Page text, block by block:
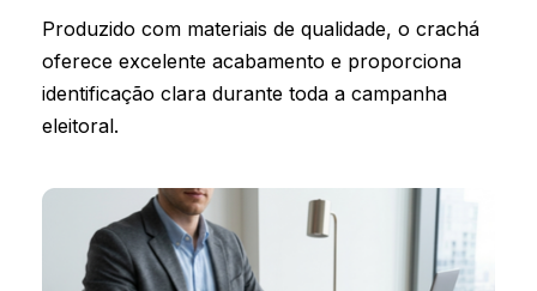
Produzido com materiais de qualidade, o crachá
oferece excelente acabamento e proporciona
identificação clara durante toda a campanha
eleitoral.